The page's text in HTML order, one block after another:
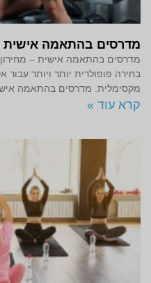
מדרסים בהתאמה אישית
מדרסים בהתאמה אישית –
בחירה פופולרית יותר ויותר
מקסימלית. מדרסים בהתאמה
קרא עוד »